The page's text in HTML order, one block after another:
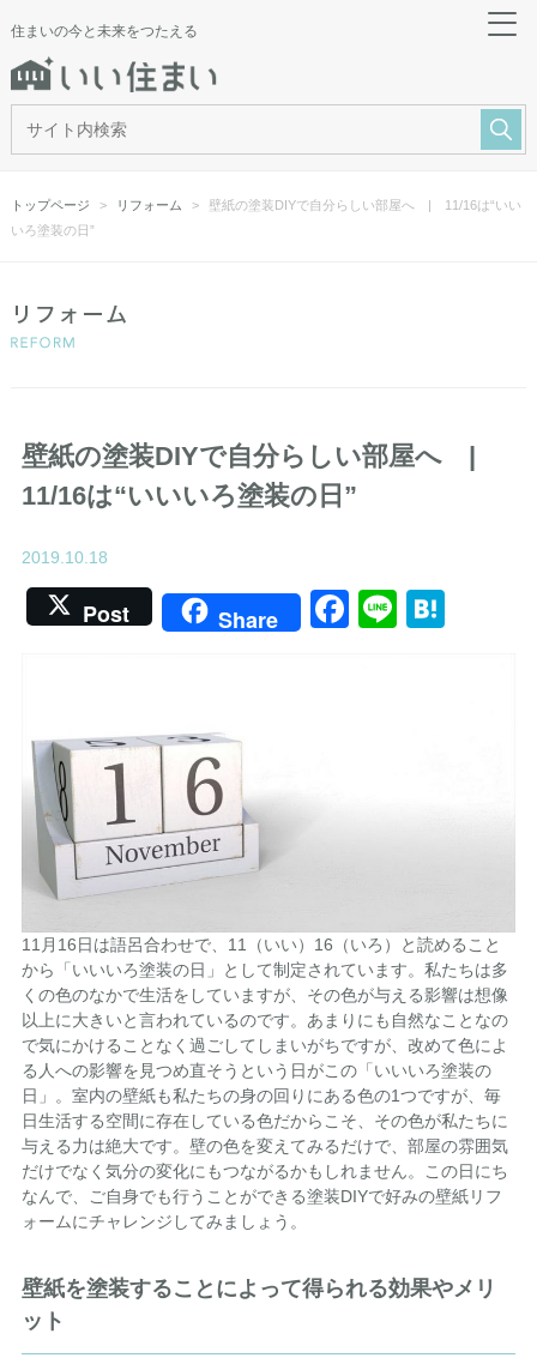
住まいの今と未来をつたえる
トップページ リフォーム
壁紙の塗装DIYで自分らしい部屋へ | 11/16は“いい
いろ塗装の日”
壁紙の塗装DIYで自分らしい部屋へ |
11/16は“いいいろ塗装の日”
2019.10.18
Post Share Facebook
Line
11月16日は語呂合わせで、11（いい）16（いろ）と読めること
から「いいいろ塗装の日」として制定されています。私たちは多
くの色のなかで生活をしていますが、その色が与える影響は想像
以上に大きいと言われているのです。あまりにも自然なことなの
で気にかけることなく過ごしてしまいがちですが、改めて色によ
る人への影響を見つめ直そうという日がこの「いいいろ塗装の
日」。室内の壁紙も私たちの身の回りにある色の1つですが、毎
日生活する空間に存在している色だからこそ、その色が私たちに
与える力は絶大です。壁の色を変えてみるだけで、部屋の雰囲気
だけでなく気分の変化にもつながるかもしれません。この日にち
なんで、ご自身でも行うことができる塗装DIYで好みの壁紙リフ
ォームにチャレンジしてみましょう。
壁紙を塗装することによって得られる効果やメリ
ット